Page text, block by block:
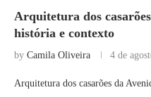
Arquitetura dos
história e contexto
by Camila Oliveira 4 de
Arquitetura dos casarões da